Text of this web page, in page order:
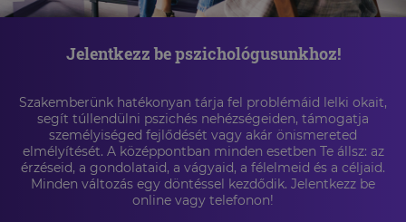
Jelentkezz be pszichológusunkhoz!
Szakemberünk hatékonyan tárja fel problémáid lelki okait,
segít túllendülni pszichés nehézségeiden, támogatja
személyiséged fejlődését vagy akár önismereted
elmélyítését. A középpontban minden esetben Te állsz: az
érzéseid, a gondolataid, a vágyaid, a félelmeid és a céljaid.
Minden változás egy döntéssel kezdődik. Jelentkezz be
online vagy telefonon!